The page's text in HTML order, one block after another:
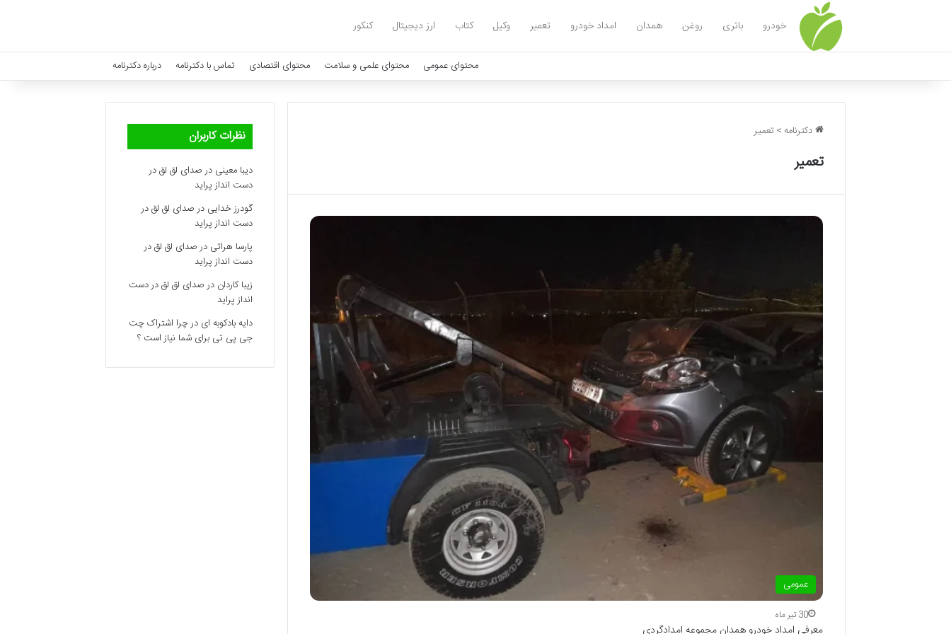
خودرو باتری روغن همدان امداد خودرو تعمیر وکیل کتاب ارز دیجیتال کنکور
محتوای عمومی محتوای علمی و سلامت محتوای اقتصادی تماس با دکترنامه درباره دکترنامه
دکترنامه > تعمیر
تعمیر
عمومی
30 تیر ماه
معرفی امداد خودرو همدان مجموعه امدادگردی
نظرات کاربران
دیبا معینی درصدای لق لق در
دست انداز پراید
گودرز خدایی درصدای لق لق در
دست انداز پراید
پارسا هراتی درصدای لق لق در
دست انداز پراید
زیبا کاردان درصدای لق لق در دست
انداز پراید
دایه بادکوبه ای درچرا اشتراک چت
جی پی تی برای شما نیاز است ؟